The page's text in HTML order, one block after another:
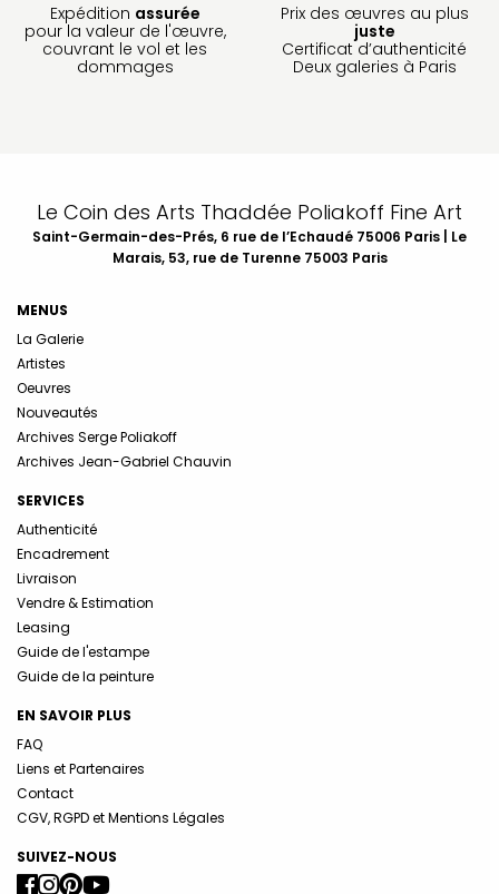
Expédition assurée
pour la valeur de l'œuvre,
couvrant le vol et les
dommages
Prix des œuvres au plus
juste
Certificat d’authenticité
Deux galeries à Paris
Le Coin des Arts Thaddée Poliakoff Fine Art
Saint-Germain-des-Prés, 6 rue de l’Echaudé 75006 Paris | Le
Marais, 53, rue de Turenne 75003 Paris
MENUS
La Galerie
Artistes
Oeuvres
Nouveautés
Archives Serge Poliakoff
Archives Jean-Gabriel Chauvin
SERVICES
Authenticité
Encadrement
Livraison
Vendre & Estimation
Leasing
Guide de l'estampe
Guide de la peinture
EN SAVOIR PLUS
FAQ
Liens et Partenaires
Contact
CGV, RGPD et Mentions Légales
SUIVEZ-NOUS